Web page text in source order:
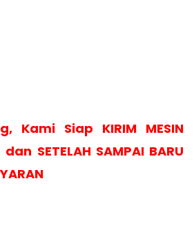
Kami Siap KIRIM MESIN
dan SETELAH SAMPAI BARU